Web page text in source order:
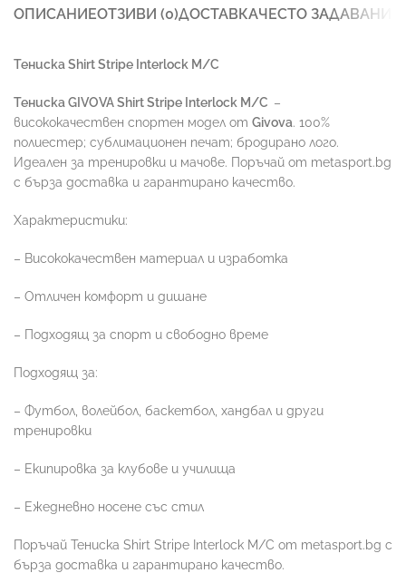
ОПИСАНИЕОТЗИВИ (0)ДОСТАВКАЧЕСТО ЗАДАВАНИ
Тениска Shirt Stripe Interlock M/C
Тениска GIVOVA Shirt Stripe Interlock M/C –
висококачествен спортен модел от Givova. 100%
полиестер; сублимационен печат; бродирано лого.
Идеален за тренировки и мачове. Поръчай от metasport.bg
с бърза доставка и гарантирано качество.
Характеристики:
– Висококачествен материал и изработка
– Отличен комфорт и дишане
– Подходящ за спорт и свободно време
Подходящ за:
– Футбол, волейбол, баскетбол, хандбал и други
тренировки
– Екипировка за клубове и училища
– Ежедневно носене със стил
Поръчай Тениска Shirt Stripe Interlock M/C от metasport.bg с
бърза доставка и гарантирано качество.